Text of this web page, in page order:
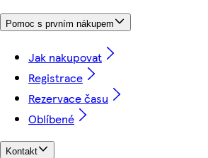
Pomoc s prvním nákupem
Jak nakupovat
Registrace
Rezervace času
Oblíbené
Kontakt